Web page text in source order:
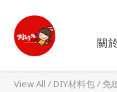
關
View All / DIY材料包/免